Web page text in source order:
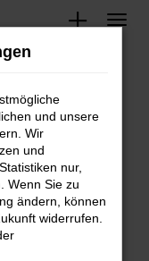
können:
deine
und unsere
Wir
und
nur,
Wenn Sie zu
ändern, können
widerrufen.